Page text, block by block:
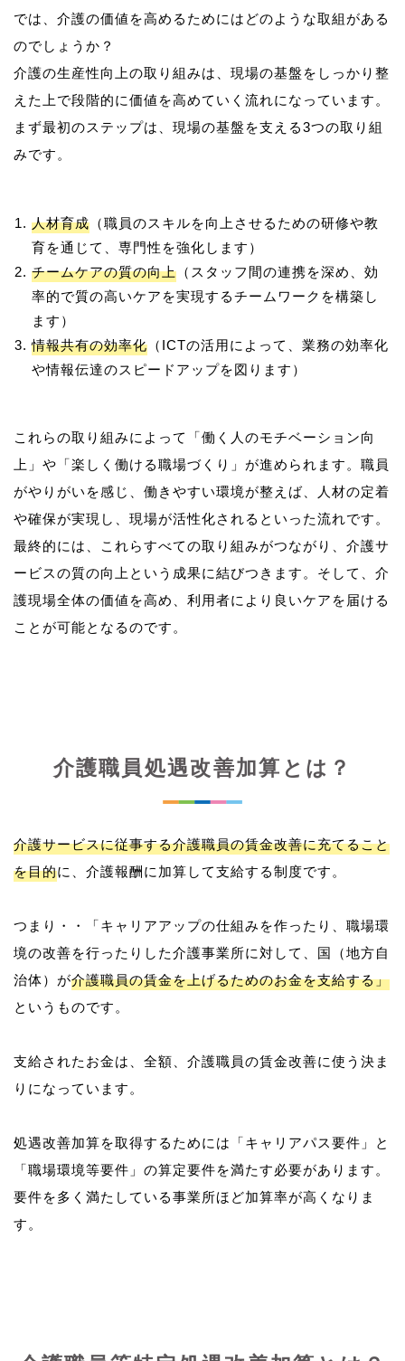
では、介護の価値を高めるためにはどのような取組がある
のでしょうか？
介護の生産性向上の取り組みは、現場の基盤をしっかり整
えた上で段階的に価値を高めていく流れになっています。
まず最初のステップは、現場の基盤を支える3つの取り組
人材育成 （職員のスキルを向上させるための研修や教
育を通じて、専門性を強化します）
チームケアの質の向上 （スタッフ間の連携を深め、効
率的で質の高いケアを実現するチームワークを構築し
ます）
情報共有の効率化 （ICTの活用によって、業務の効率化
や情報伝達のスピードアップを図ります）
これらの取り組みによって「働く人のモチベーション向
上」や「楽しく働ける職場づくり」が進められます。職員
がやりがいを感じ、働きやすい環境が整えば、人材の定着
や確保が実現し、現場が活性化されるといった流れです。
最終的には、これらすべての取り組みがつながり、介護サ
ービスの質の向上という成果に結びつきます。そして、介
護現場全体の価値を高め、利用者により良いケアを届ける
介護職員処遇改善加算とは？
介護サービスに従事する介護職員の賃金改善に充てること
を目的に、介護報酬に加算して支給する制度です。
つまり・・「キャリアアップの仕組みを作ったり、職場環
境の改善を行ったりした介護事業所に対して、国（地方自
治体）が介護職員の賃金を上げるためのお金を支給する」
というものです。
支給されたお金は、全額、介護職員の賃金改善に使う決ま
りになっています。
処遇改善加算を取得するためには「キャリアパス要件」と
「職場環境等要件」の算定要件を満たす必要があります。
要件を多く満たしている事業所ほど加算率が高くなりま
す。